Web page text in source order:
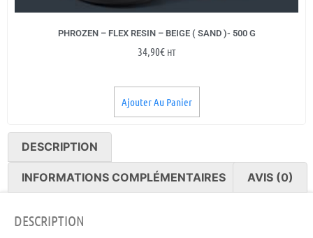
PHROZEN – FLEX RESIN – BEIGE ( SAND )- 500 G
34,90€ HT
Ajouter Au Panier
DESCRIPTION
INFORMATIONS COMPLÉMENTAIRES AVIS (0)
DESCRIPTION